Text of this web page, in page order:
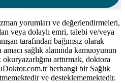
yorumları ve değerlendirmeleri,
veya dolaylı emri, talebi ve/veya
tarafından bağımsız olarak
sağlık alanında kamuoyunun
arttırmak, doktora
herhangi bir Sağlık
ve desteklememektedir.